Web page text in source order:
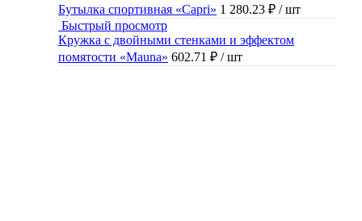
Бутылка спортивная «Capri» 1 280.23 ₽ / шт
Быстрый просмотр
Кружка с двойными стенками и эффектом
помятости «Mauna» 602.71 ₽ / шт